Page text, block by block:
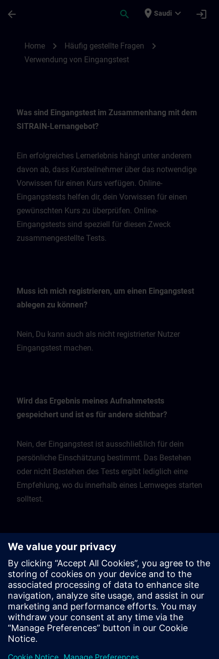
arrow_back search place Saudi expand_more login
Home chevron_right Häufig gestellte Fragen chevron_right
Verwendung von Eingangstest
Was sind Eingangstest im Zusammenhang mit dem
SITRAIN-Lernangebot?
Ein erfolgreiches Lernerlebnis hängt unter anderem
davon ab, dass Kursteilnehmer über das notwendige
Vorwissen für einen Kurs verfügen. Online-
Eingangstests helfen dir, dein Vorwissen für einen
gewünschten Kurs zu überprüfen. Online-
Eingangstests sind speziell für diesen Zweck
zusammengestellte Tests.
Muss ich mich registrieren, um einen Eingangstest
ablegen zu können?
Nein, Du kann auch als nicht registrierter Nutzer
Eingangstest machen.
Wird das Ergebnis meines Aufnahmetests
gespeichert und ist es für andere sichtbar?
Nein, der Eingangstest ist ausschließlich für dein
persönliche Einschätzung bestimmt. Das Bestehen
oder nicht Bestehen des Tests ergibt lediglich eine
Empfehlung, wo du innerhalb eines Lernweges starten
solltest.
Was soll ich tun, wenn ich einen Test nicht
bestanden habe?
Die Tests geben dir dann eine Empfehlung, mit
welchem vorgeschaltetem Kurs du dein Lernen
beginnen solltest.